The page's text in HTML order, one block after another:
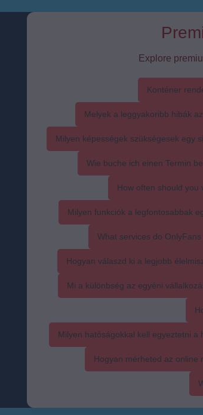
Explore
Konténer
Melyek a leggyakoribb hibák
Milyen képességek szükségesek egy
Wie buche ich einen Termin
How often should you
Milyen funkciók a legfontosabbak
What services do
Hogyan válaszd ki a legjobb
Mi a különbség az egyéni
Milyen hatóságokkal kell egyeztetni
Hogyan mérheted az online